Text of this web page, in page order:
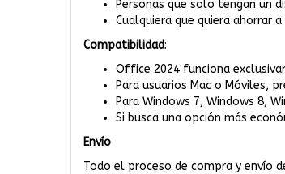
Personas que solo tengan un
Cualquiera que quiera ahorrar
Compatibilidad:
Office 2024 funciona
Para usuarios Mac o Móviles,
Para Windows 7, Windows 8,
Si busca una opción más
Envío
Todo el proceso de compra y envío